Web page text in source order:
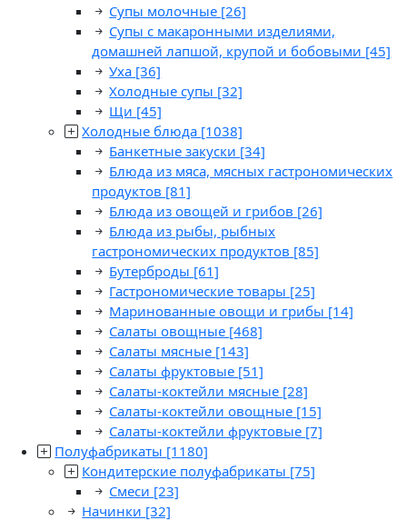
Супы молочные [26]
Супы с макаронными изделиями,
домашней лапшой, крупой и бобовыми [45]
Уха [36]
Холодные супы [32]
Щи [45]
Холодные блюда [1038]
Банкетные закуски [34]
Блюда из мяса, мясных гастрономических
продуктов [81]
Блюда из овощей и грибов [26]
Блюда из рыбы, рыбных
гастрономических продуктов [85]
Бутерброды [61]
Гастрономические товары [25]
Маринованные овощи и грибы [14]
Салаты овощные [468]
Салаты мясные [143]
Салаты фруктовые [51]
Салаты-коктейли мясные [28]
Салаты-коктейли овощные [15]
Салаты-коктейли фруктовые [7]
Полуфабрикаты [1180]
Кондитерские полуфабрикаты [75]
Смеси [23]
Начинки [32]